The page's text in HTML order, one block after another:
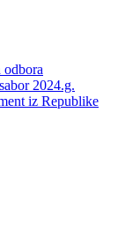
odbora
2024.g.
iz Republike